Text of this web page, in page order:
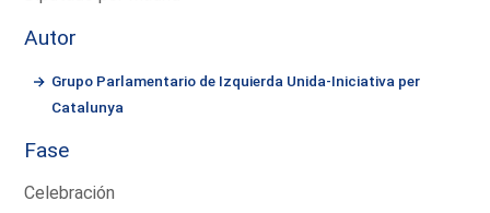
Autor
Grupo Parlamentario de Izquierda Unida-Iniciativa per
Catalunya
Fase
Celebración